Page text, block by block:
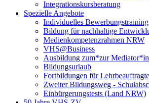
Integrationskursberatung
Spezielle Angebote
Individuelles Bewerbungstraining
Bildung für nachhaltige
Medienkompetenzrahmen NRW
VHS@Business
Ausbildung zum*zur Mediator*in
Bildungsurlaub
Fortbildungen für Lehrbeauftragte
Zweiter Bildungsweg -
Einbürgerungstests (Land NRW)